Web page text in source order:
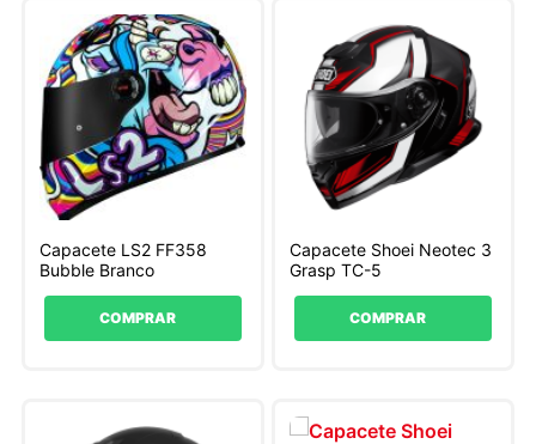
Capacete LS2 FF358
Bubble Branco
COMPRAR
Capacete Shoei Neotec 3
Grasp TC-5
COMPRAR